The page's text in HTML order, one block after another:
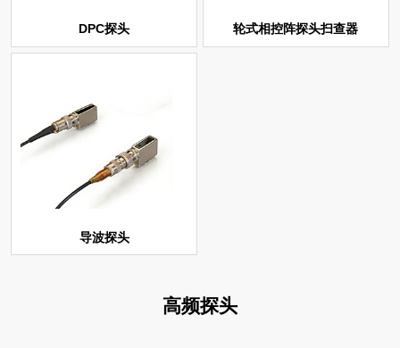
DPC探头 轮式相控阵探头扫查器
导波探头
高频探头